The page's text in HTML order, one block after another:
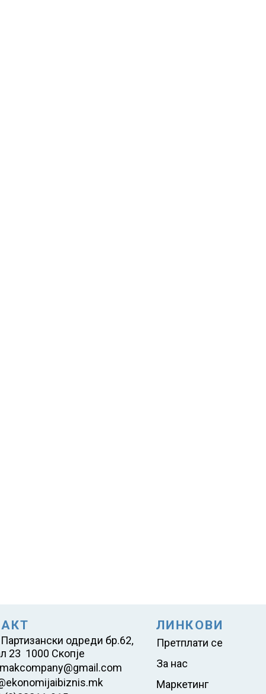
одреди бр.62,
23 1000 Скопје
ЛИНКОВИ
Претплати се
За нас
Маркетинг